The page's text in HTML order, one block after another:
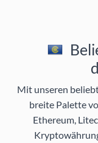
Mit unseren
breite Palette
Ethereum,